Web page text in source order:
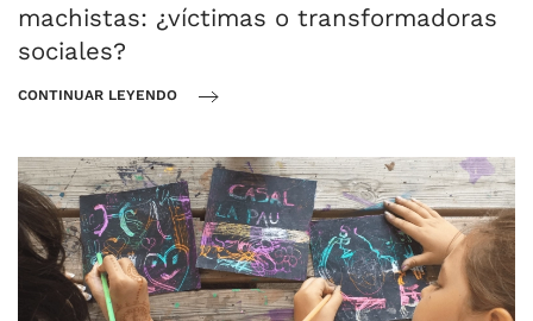
machistas: ¿víctimas o transformadoras
sociales?
CONTINUAR LEYENDO